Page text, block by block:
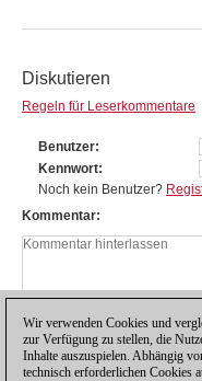
Diskutieren
Regeln für Leserkommentare
Benutzer
Kennwort
Noch kein Benutzer?
Kommentar
Wir verwenden Cookies und
zur Verfügung zu stellen, die
Inhalte auszuspielen. Abhängig
technisch erforderlichen Cookies